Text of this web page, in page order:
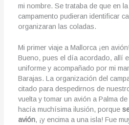
mi nombre. Se trataba de que en
campamento pudieran identificar
organizaran las coladas.
Mi primer viaje a Mallorca ¡en avión!
Bueno, pues el día acordado, allí
uniforme y acompañado por mi
Barajas. La organización del
citado para despedirnos de
vuelta y tomar un avión a Palma
hacía muchísima ilusión, porque
avión, ¡y encima a una isla! Fue